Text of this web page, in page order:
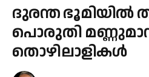
ദുരന്ത ഭൂമിയില്‍
പൊരുതി
തൊഴിലാളികള്‍